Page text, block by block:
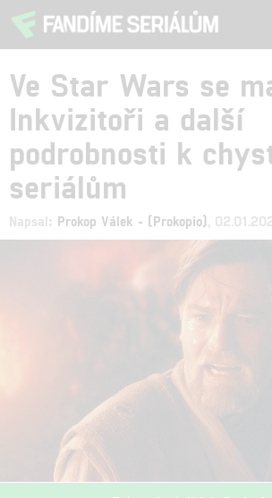
Ve Star Wars se
Inkvizitoři a další
podrobnosti k
seriálům
Napsal: Prokop Válek - (Prokopio) ,